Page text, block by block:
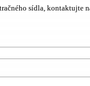
sídla, kontaktujte